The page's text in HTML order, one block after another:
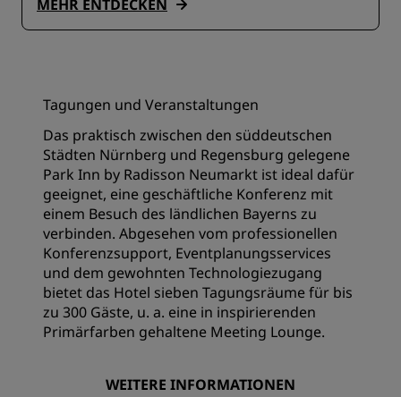
MEHR ENTDECKEN
Tagungen und Veranstaltungen
Das praktisch zwischen den süddeutschen
Städten Nürnberg und Regensburg gelegene
Park Inn by Radisson Neumarkt ist ideal dafür
geeignet, eine geschäftliche Konferenz mit
einem Besuch des ländlichen Bayerns zu
verbinden. Abgesehen vom professionellen
Konferenzsupport, Eventplanungsservices
und dem gewohnten Technologiezugang
bietet das Hotel sieben Tagungsräume für bis
zu 300 Gäste, u. a. eine in inspirierenden
Primärfarben gehaltene Meeting Lounge.
WEITERE INFORMATIONEN